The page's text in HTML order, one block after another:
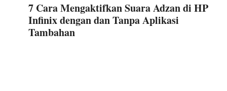
7 Cara Mengaktifkan Suara Adzan di HP
Infinix dengan dan Tanpa Aplikasi
Tambahan